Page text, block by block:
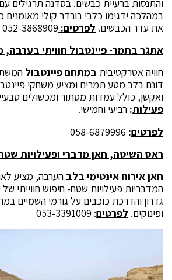
והתנסות ברעיית כבשים. בסדנה תרגילים
במהלכה ידגימו כלבי בורדר קולי
את עדר הכבשים. לפרטים: 052-3868909
אתגר בתמר- פיינטבול חוויתי בערבה,
חוויה אטרקטיבית במתחם פיינטבול
דונם בלב מטע תמרים ומציע משחקי
ואקשן, כולל עמדות מסתור ומכשולים
פעילות:רביעי וחמישי.
לפרטים:
058-6879996
ראס השיטה, חאן מדברי ופעילויות
חאן אירוח אינטימי בלב הערבה, מציע
המדבריות פעילויות שטח- חיפוש חווייתי
גדרון והדרכת כוכבים על גורמי השמיים
ופינוקים. לפרטים: 053-3391009